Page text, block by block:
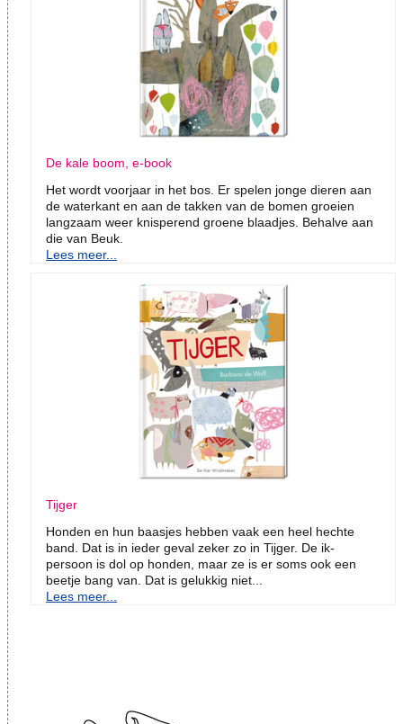
De kale boom, e-book
Het wordt voorjaar in het bos. Er spelen jonge dieren aan
de waterkant en aan de takken van de bomen groeien
langzaam weer knisperend groene blaadjes. Behalve aan
die van Beuk.
Lees meer...
Tijger
Honden en hun baasjes hebben vaak een heel hechte
band. Dat is in ieder geval zeker zo in Tijger. De ik-
persoon is dol op honden, maar ze is er soms ook een
beetje bang van. Dat is gelukkig niet...
Lees meer...